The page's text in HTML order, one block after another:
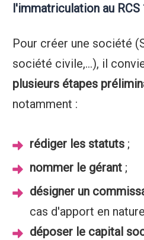
l'immatriculation au RCS
Pour créer une société
société civile,...), il
plusieurs étapes
notamment :
rédiger les statuts ;
nommer le gérant ;
désigner un
cas d'apport en
déposer le capital